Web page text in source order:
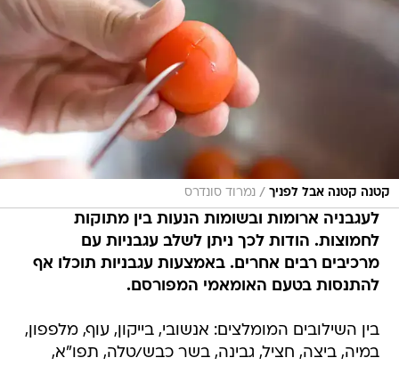
קטנה קטנה אבל לפניך / נמרוד סונדרס
לעגבניה ארומות ובשומות הנעות בין מתוקות
לחמוצות. הודות לכך ניתן לשלב עגבניות עם
מרכיבים רבים אחרים. באמצעות עגבניות תוכלו אף
להתנסות בטעם האומאמי המפורסם.
בין השילובים המומלצים: אנשובי, בייקון, עוף, מלפפון,
במיה, ביצה, חציל, גבינה, בשר כבש/טלה, תפו"א,